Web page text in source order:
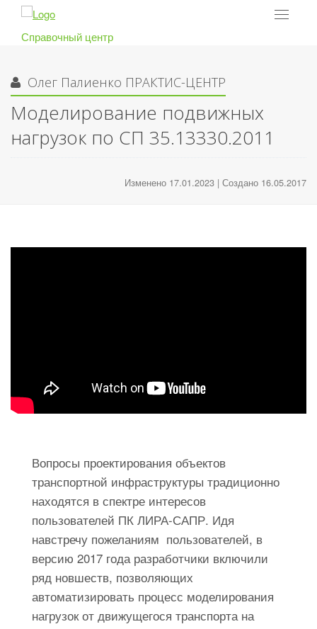
Toggle
Справочный центр
Олег Палиенко ПРАКТИС-ЦЕНТР
Моделирование подвижных
нагрузок по СП 35.13330.2011
Изменено 17.01.2023 | Создано 16.05.2017
Вопросы проектирования объектов
транспортной инфраструктуры традиционно
находятся в спектре интересов
пользователей ПК ЛИРА-САПР. Идя
навстречу пожеланиям пользователей, в
версию 2017 года разработчики включили
ряд новшеств, позволяющих
автоматизировать процесс моделирования
нагрузок от движущегося транспорта на